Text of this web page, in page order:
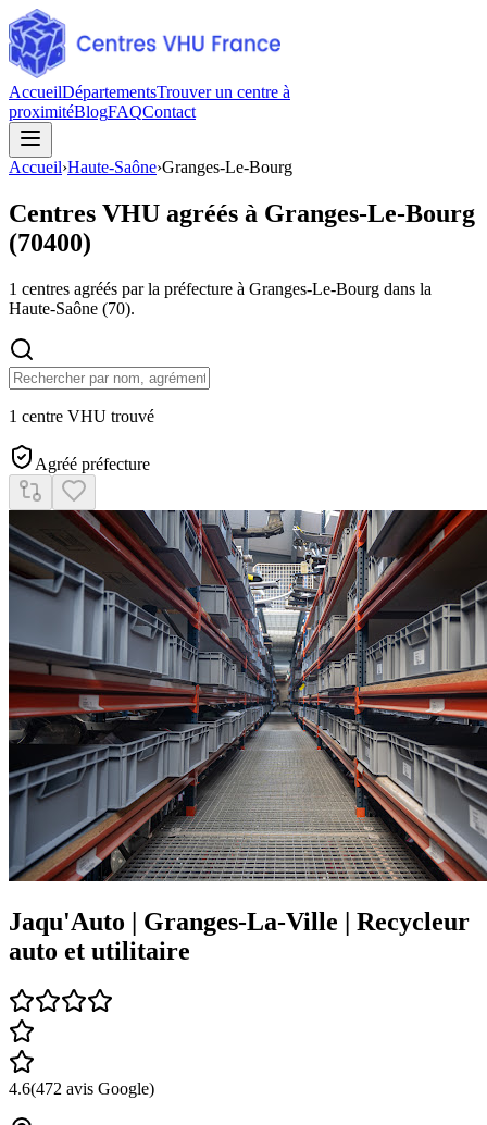
AccueilDépartementsTrouver un centre à
proximitéBlogFAQContact
Accueil›Haute-Saône›Granges-Le-Bourg
Centres VHU agréés à Granges-Le-Bourg
(70400)
1 centres agréés par la préfecture à Granges-Le-Bourg dans la
Haute-Saône (70).
1 centre VHU trouvé
Agréé préfecture
Jaqu'Auto | Granges-La-Ville | Recycleur
auto et utilitaire
4.6(472 avis Google)